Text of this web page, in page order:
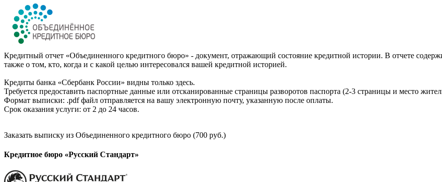
Кредитный отчет «Объединенного кредитного бюро» - документ, отражающий состояние кредитной истории. В отчете
также о том, кто, когда и с какой целью интересовался вашей кредитной историей.
Кредиты банка «Сбербанк России» видны только здесь.
Требуется предоставить паспортные данные или отсканированные страницы разворотов паспорта (2-3 страницы и место
Формат выписки: .pdf файл отправляется на вашу электронную почту, указанную после оплаты.
Срок оказания услуги: от 2 до 24 часов.
Заказать выписку из Объединенного кредитного бюро (700 руб.)
Кредитное бюро «Русский Стандарт»